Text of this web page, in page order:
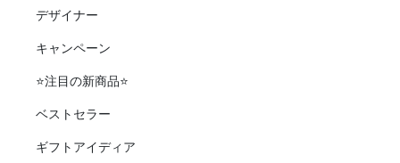
デザイナー
キャンペーン
⭐️注目の新商品⭐️
ベストセラー
ギフトアイディア